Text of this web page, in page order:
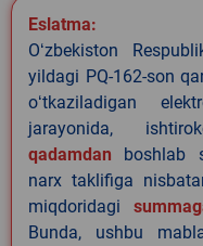
Eslatma:
Oʻzbekiston
yildagi PQ-162-son
oʻtkaziladigan
jarayonida,
qadamdan boshlab
narx taklifiga
miqdoridagi
Bunda, ushbu